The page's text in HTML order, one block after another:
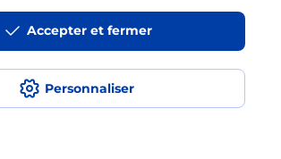
Personnaliser
Accepter et fermer
peux assurer mon